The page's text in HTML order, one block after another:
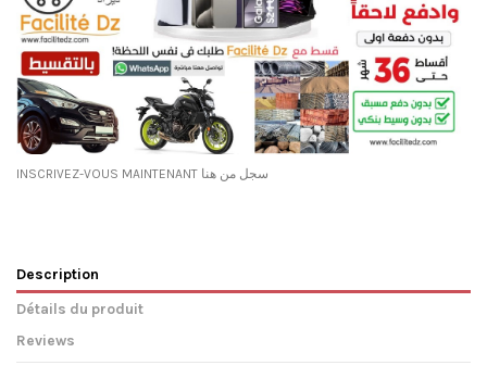
INSCRIVEZ-VOUS MAINTENANT سجل من هنا
Description
Détails du produit
Reviews